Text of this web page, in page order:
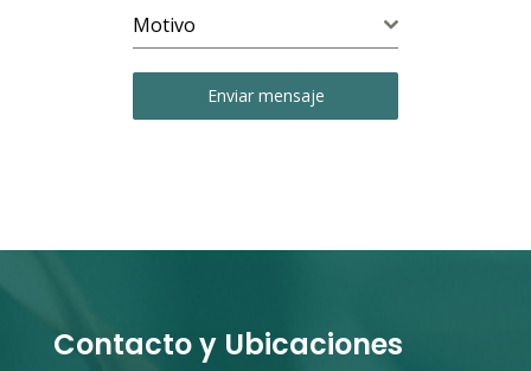
Motivo
Enviar mensaje
Contacto y Ubicaciones